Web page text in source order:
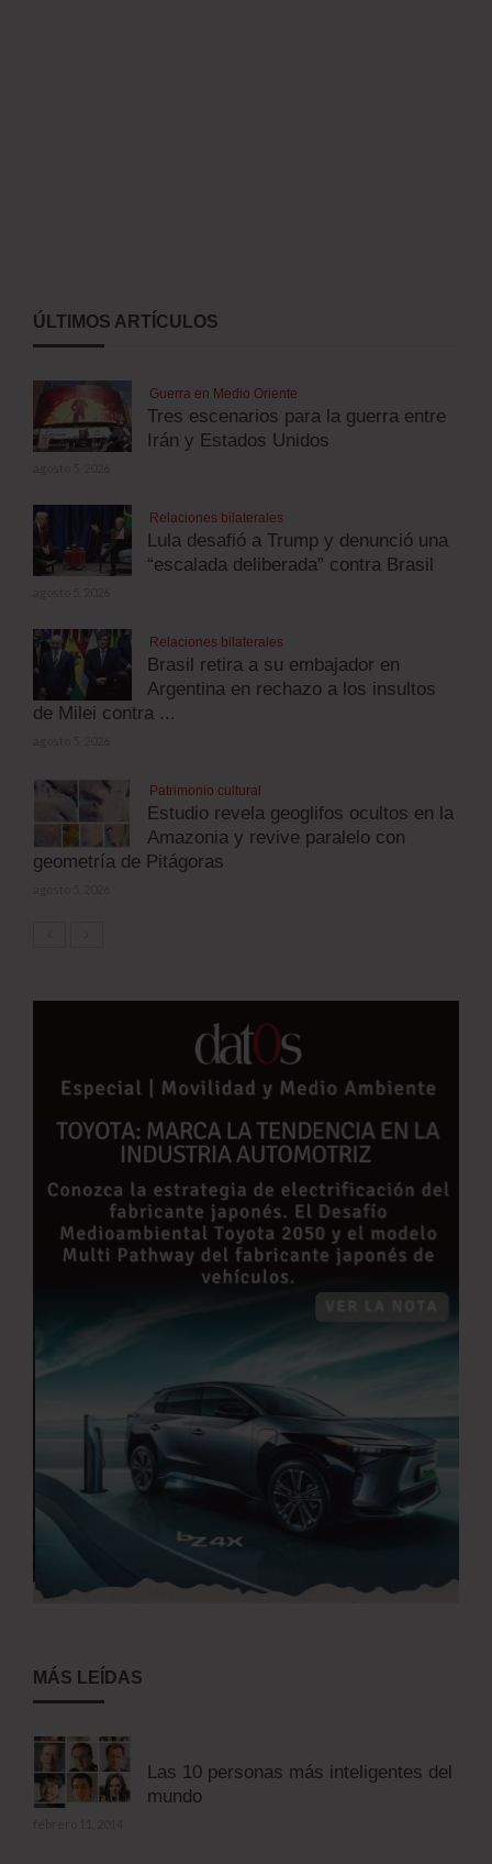
ÚLTIMOS ARTÍCULOS
Guerra en Medio Oriente
Tres escenarios para la guerra entre
Irán y Estados Unidos
Relaciones bilaterales
Lula desafió a Trump y denunció una
“escalada deliberada” contra Brasil
Relaciones bilaterales
Brasil retira a su embajador en
Argentina en rechazo a los insultos
de Milei contra ...
Patrimonio cultural
Estudio revela geoglifos ocultos en la
Amazonia y revive paralelo con
geometría de Pitágoras
MÁS LEÍDAS
Las 10 personas más inteligentes del
mundo